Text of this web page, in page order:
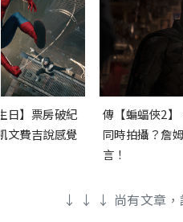
日】票房破紀
文費吉說感覺
傳【蝙蝠俠2】
同時拍攝？詹
言！
↓ ↓ ↓ 尚有文章